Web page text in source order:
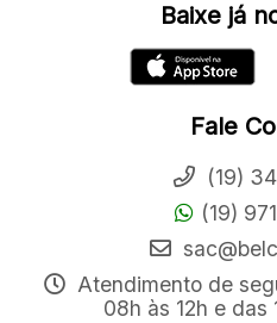
Baixe já
Fale
(19)
(19)
Atendimento de
08h às 12h e das